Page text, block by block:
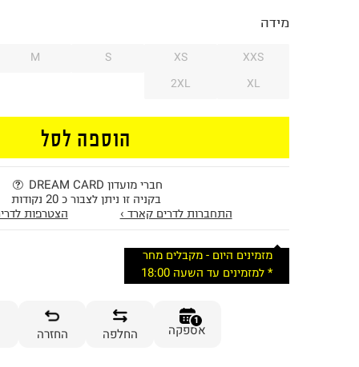
מידה
XXS
XS
S
M
XL
2XL
הוספה לסל
חברי מועדון DREAM CARD
בקניה זו ניתן לצבור כ 20 נקודות
התחברות לדרים קארד ›
הצטרפות
מזמינים היום - מקבלים מחר
* למזמינים עד השעה 18:00
1
אספקה החלפה החזרה